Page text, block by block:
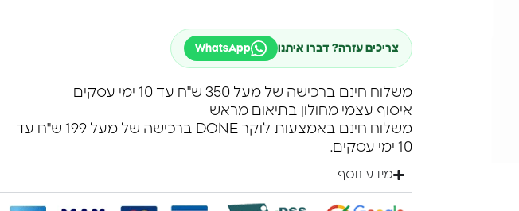
צריכים עזרה? דברו איתנו WhatsApp
משלוח חינם ברכישה של מעל 350 ש"ח עד 10 ימי עסקים
איסוף עצמי מחולון בתיאום מראש
משלוח חינם באמצעות לוקר DONE ברכישה של מעל 199 ש"ח עד
10 ימי עסקים.
מידע נוסף